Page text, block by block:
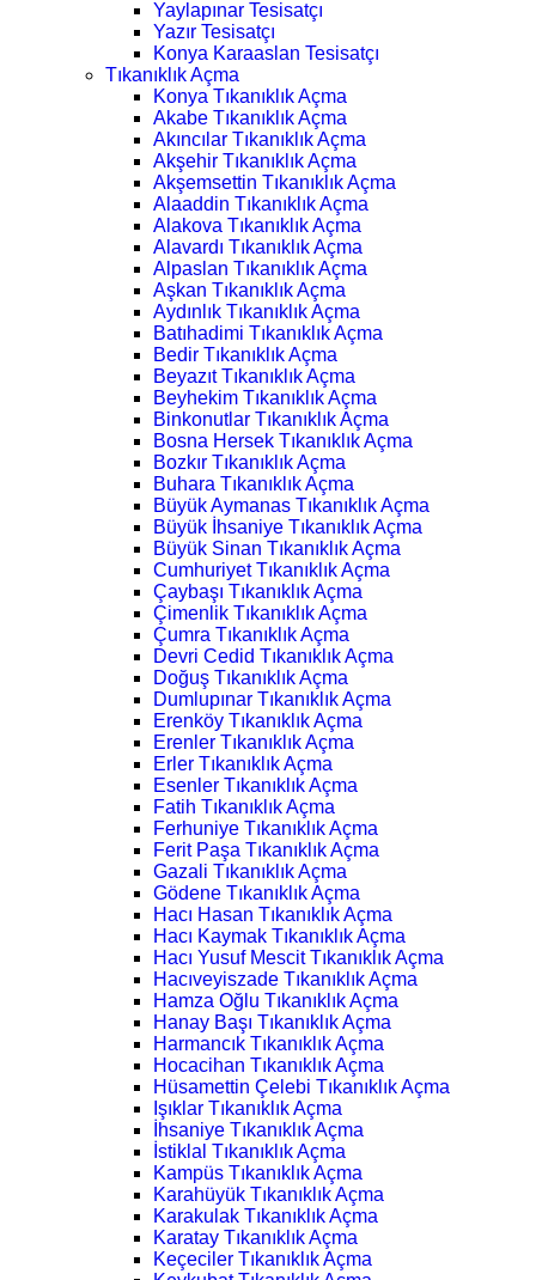
Yaylapınar Tesisatçı
Yazır Tesisatçı
Konya Karaaslan Tesisatçı
Tıkanıklık Açma
Konya Tıkanıklık Açma
Akabe Tıkanıklık Açma
Akıncılar Tıkanıklık Açma
Akşehir Tıkanıklık Açma
Akşemsettin Tıkanıklık Açma
Alaaddin Tıkanıklık Açma
Alakova Tıkanıklık Açma
Alavardı Tıkanıklık Açma
Alpaslan Tıkanıklık Açma
Aşkan Tıkanıklık Açma
Aydınlık Tıkanıklık Açma
Batıhadimi Tıkanıklık Açma
Bedir Tıkanıklık Açma
Beyazıt Tıkanıklık Açma
Beyhekim Tıkanıklık Açma
Binkonutlar Tıkanıklık Açma
Bosna Hersek Tıkanıklık Açma
Bozkır Tıkanıklık Açma
Buhara Tıkanıklık Açma
Büyük Aymanas Tıkanıklık Açma
Büyük İhsaniye Tıkanıklık Açma
Büyük Sinan Tıkanıklık Açma
Cumhuriyet Tıkanıklık Açma
Çaybaşı Tıkanıklık Açma
Çimenlik Tıkanıklık Açma
Çumra Tıkanıklık Açma
Devri Cedid Tıkanıklık Açma
Doğuş Tıkanıklık Açma
Dumlupınar Tıkanıklık Açma
Erenköy Tıkanıklık Açma
Erenler Tıkanıklık Açma
Erler Tıkanıklık Açma
Esenler Tıkanıklık Açma
Fatih Tıkanıklık Açma
Ferhuniye Tıkanıklık Açma
Ferit Paşa Tıkanıklık Açma
Gazali Tıkanıklık Açma
Gödene Tıkanıklık Açma
Hacı Hasan Tıkanıklık Açma
Hacı Kaymak Tıkanıklık Açma
Hacı Yusuf Mescit Tıkanıklık Açma
Hacıveyiszade Tıkanıklık Açma
Hamza Oğlu Tıkanıklık Açma
Hanay Başı Tıkanıklık Açma
Harmancık Tıkanıklık Açma
Hocacihan Tıkanıklık Açma
Hüsamettin Çelebi Tıkanıklık Açma
Işıklar Tıkanıklık Açma
İhsaniye Tıkanıklık Açma
İstiklal Tıkanıklık Açma
Kampüs Tıkanıklık Açma
Karahüyük Tıkanıklık Açma
Karakulak Tıkanıklık Açma
Karatay Tıkanıklık Açma
Keçeciler Tıkanıklık Açma